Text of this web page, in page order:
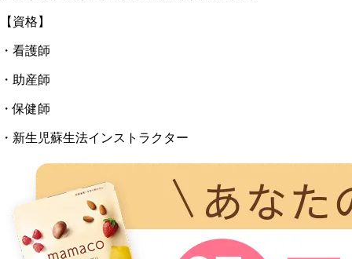
【資格】
・看護師
・助産師
・保健師
・新生児蘇生法インストラクター